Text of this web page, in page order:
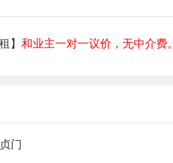
】 和业主一对一议价，无中介费。
门